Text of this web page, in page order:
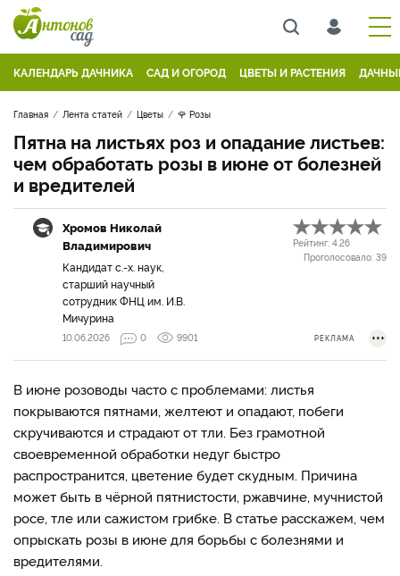
КАЛЕНДАРЬ ДАЧНИКА САД И ОГОРОД ЦВЕТЫ И РАСТЕНИЯ
Главная Лента статей Цветы 🌹 Розы
Пятна на листьях роз и опадание листьев:
чем обработать розы в июне от болезней
и вредителей
Хромов Николай
Владимирович
Кандидат с.-х. наук,
старший научный
сотрудник ФНЦ им. И.В.
Мичурина
Рейтинг: 4.26
Проголосовало: 39
10.06.2026 0 9901 РЕКЛАМА
В июне розоводы часто с проблемами: листья
покрываются пятнами, желтеют и опадают, побеги
скручиваются и страдают от тли. Без грамотной
своевременной обработки недуг быстро
распространится, цветение будет скудным. Причина
может быть в чёрной пятнистости, ржавчине, мучнистой
росе, тле или сажистом грибке. В статье расскажем, чем
опрыскать розы в июне для борьбы с болезнями и
вредителями.